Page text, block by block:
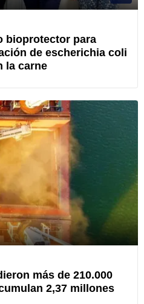
bioprotector para
de escherichia coli
la carne
más de 210.000
2,37 millones